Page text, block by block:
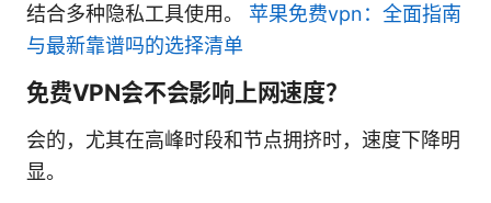
结合多种隐私工具使用。 苹果免费vpn：全面指南
与最新靠谱吗的选择清单
免费VPN会不会影响上网速度？
会的，尤其在高峰时段和节点拥挤时，速度下降明
显。